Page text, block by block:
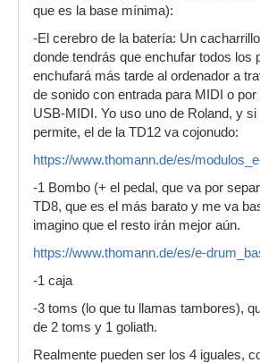
que es la base mínima):
-El cerebro de la batería: Un
donde tendrás que enchufar todos los
enchufará más tarde al ordenador a
de sonido con entrada para MIDI o
USB-MIDI. Yo uso uno de Roland, y
permite, el de la TD12 va cojonudo:
https://www.thomann.de/es/
-1 Bombo (+ el pedal, que va por
TD8, que es el más barato y me va
imagino que el resto irán mejor aún.
https://www.thomann.de/es/e-
-1 caja
-3 toms (lo que tu llamas tambores),
de 2 toms y 1 goliath.
Realmente pueden ser los 4 iguales,